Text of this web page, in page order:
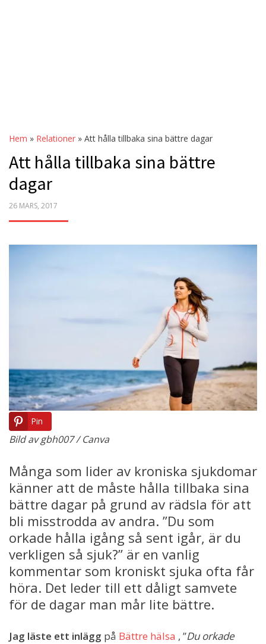
Hem » Relationer » Att hålla tillbaka sina bättre dagar
Att hålla tillbaka sina bättre
dagar
POSTED
26 MARS, 2017
Pin
Bild av gbh007 / Canva
Många som lider av kroniska sjukdomar
känner att de måste hålla tillbaka sina
bättre dagar på grund av rädsla för att
bli misstrodda av andra. ”Du som
orkade hålla igång så sent igår, är du
verkligen så sjuk?” är en vanlig
kommentar som kroniskt sjuka ofta får
höra. Det leder till ett dåligt samvete
för de dagar man mår lite bättre.
Jag läste ett inlägg på Bättre hälsa , ”Du orkade